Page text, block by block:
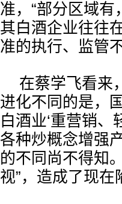
准，“部分区域
其白酒企业往往
准的执行、监管不
在蔡学飞看来
进化不同的是，
白酒业‘重营销、
各种炒概念增强
的不同尚不得知
视”，造成了现